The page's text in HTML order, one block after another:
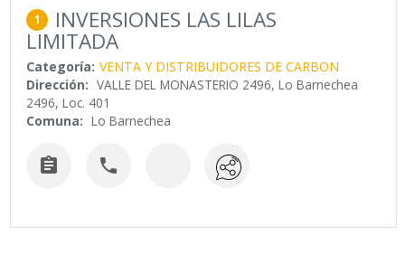
1 INVERSIONES LAS LILAS
LIMITADA
Categoría: VENTA Y DISTRIBUIDORES DE CARBON
Dirección: VALLE DEL MONASTERIO 2496, Lo Barnechea
2496, Loc. 401
Comuna: Lo Barnechea
 